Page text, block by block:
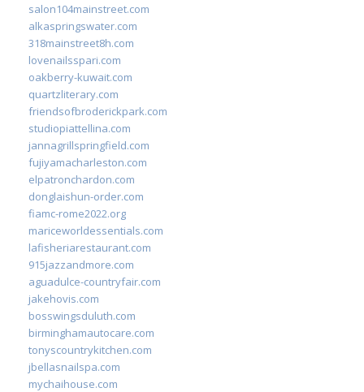
salon104mainstreet.com
alkaspringswater.com
318mainstreet8h.com
lovenailsspari.com
oakberry-kuwait.com
quartzliterary.com
friendsofbroderickpark.com
studiopiattellina.com
jannagrillspringfield.com
fujiyamacharleston.com
elpatronchardon.com
donglaishun-order.com
fiamc-rome2022.org
mariceworldessentials.com
lafisheriarestaurant.com
915jazzandmore.com
aguadulce-countryfair.com
jakehovis.com
bosswingsduluth.com
birminghamautocare.com
tonyscountrykitchen.com
jbellasnailspa.com
mychaihouse.com